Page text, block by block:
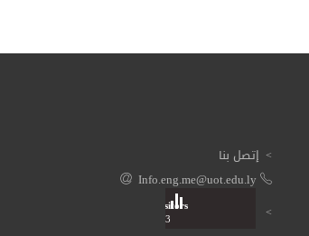
إتصل بنا
Info.eng.me@uot.edu.ly
Total: 3 611 263
Visitors